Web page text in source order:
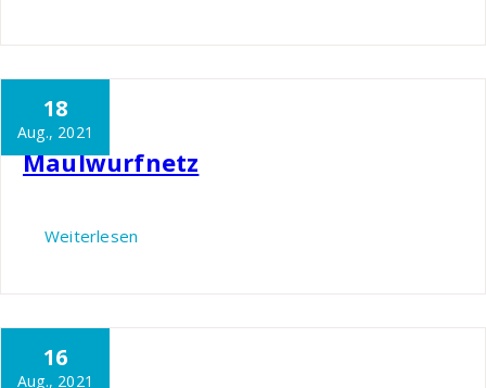
18
Aug., 2021
Nils
Maulwurfnetz
Weiterlesen
16
Aug., 2021
Nils